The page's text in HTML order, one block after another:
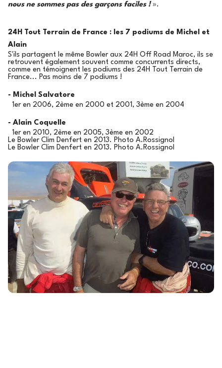
nous ne sommes pas des garçons faciles !».
24H Tout Terrain de France : les 7 podiums de Michel et
Alain
S'ils partagent le même Bowler aux 24H Off Road Maroc, ils se
retrouvent également souvent comme concurrents directs,
comme en témoignent les podiums des 24H Tout Terrain de
France... Pas moins de 7 podiums !
- Michel Salvatore
1er en 2006, 2ème en 2000 et 2001, 3ème en 2004
- Alain Coquelle
1er en 2010, 2ème en 2005, 3ème en 2002
Le Bowler Clim Denfert en 2013. Photo A.Rossignol
Le Bowler Clim Denfert en 2013. Photo A.Rossignol